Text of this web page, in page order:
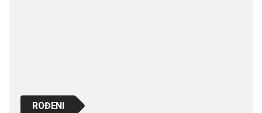
ROĐENI